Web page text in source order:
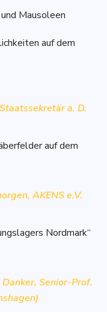
Mausoleen
auf dem
a. D.
auf dem
AKENS e.V.
Nordmark“
Senior-Prof.